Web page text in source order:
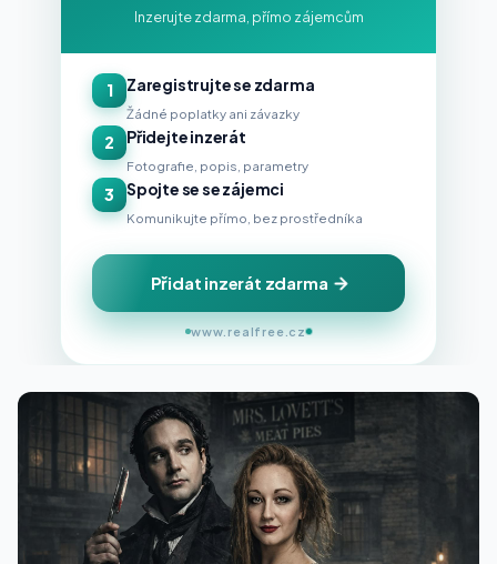
Inzerujte zdarma, přímo zájemcům
1 Zaregistrujte se zdarma
Žádné poplatky ani závazky
2 Přidejte inzerát
Fotografie, popis, parametry
3 Spojte se se zájemci
Komunikujte přímo, bez prostředníka
Přidat inzerát zdarma
www.realfree.cz